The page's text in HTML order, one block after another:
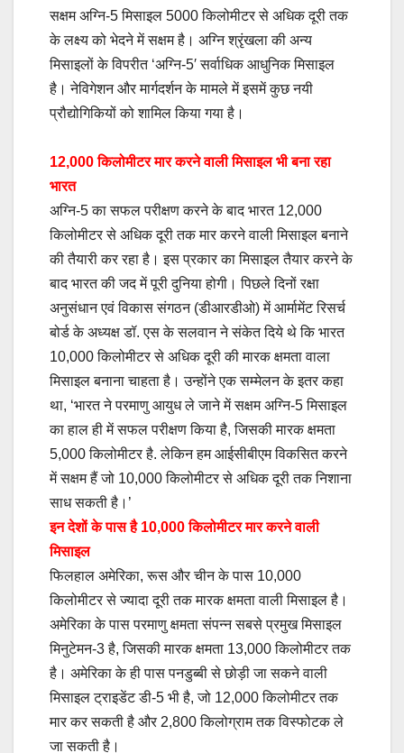
सक्षम अग्नि-5 मिसाइल 5000 किलोमीटर से अधिक दूरी तक
के लक्ष्य को भेदने में सक्षम है। अग्नि श्रृंखला की अन्य
मिसाइलों के विपरीत ‘अग्नि-5′ सर्वाधिक आधुनिक मिसाइल
है। नेविगेशन और मार्गदर्शन के मामले में इसमें कुछ नयी
प्रौद्योगिकियों को शामिल किया गया है।
12,000 किलोमीटर मार करने वाली मिसाइल भी बना रहा
भारत
अग्नि-5 का सफल परीक्षण करने के बाद भारत 12,000
किलोमीटर से अधिक दूरी तक मार करने वाली मिसाइल बनाने
की तैयारी कर रहा है। इस प्रकार का मिसाइल तैयार करने के
बाद भारत की जद में पूरी दुनिया होगी। पिछले दिनों रक्षा
अनुसंधान एवं विकास संगठन (डीआरडीओ) में आर्मामेंट रिसर्च
बोर्ड के अध्यक्ष डॉ. एस के सलवान ने संकेत दिये थे कि भारत
10,000 किलोमीटर से अधिक दूरी की मारक क्षमता वाला
मिसाइल बनाना चाहता है। उन्‍होंने एक सम्‍मेलन के इतर कहा
था, ‘भारत ने परमाणु आयुध ले जाने में सक्षम अग्नि-5 मिसाइल
का हाल ही में सफल परीक्षण किया है, जिसकी मारक क्षमता
5,000 किलोमीटर है. लेकिन हम आईसीबीएम विकसित करने
में सक्षम हैं जो 10,000 किलोमीटर से अधिक दूरी तक निशाना
साध सकती है।’
इन देशों के पास है 10,000 किलोमीटर मार करने वाली
मिसाइल
फिलहाल अमेरिका, रूस और चीन के पास 10,000
किलोमीटर से ज्‍यादा दूरी तक मारक क्षमता वाली मिसाइल है।
अमेरिका के पास परमाणु क्षमता संपन्न सबसे प्रमुख मिसाइल
मिनुटेमन-3 है, जिसकी मारक क्षमता 13,000 किलोमीटर तक
है। अमेरिका के ही पास पनडुब्बी से छोड़ी जा सकने वाली
मिसाइल ट्राइडेंट डी-5 भी है, जो 12,000 किलोमीटर तक
मार कर सकती है और 2,800 किलोग्राम तक विस्फोटक ले
जा सकती है।